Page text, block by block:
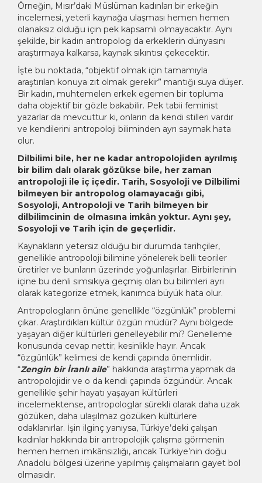
Örneğin, Mısır’daki Müslüman kadınları bir erkeğin
incelemesi, yeterli kaynağa ulaşması hemen hemen
olanaksız olduğu için pek kapsamlı olmayacaktır. Aynı
şekilde, bir kadın antropolog da erkeklerin dünyasını
araştırmaya kalkarsa, kaynak sıkıntısı çekecektir.
İşte bu noktada, “objektif olmak için tamamıyla
araştırılan konuya zıt olmak gerekir” mantığı suya düşer.
Bir kadın, muhtemelen erkek egemen bir topluma
daha objektif bir gözle bakabilir. Pek tabii feminist
yazarlar da mevcuttur ki, onların da kendi stilleri vardır
ve kendilerini antropoloji biliminden ayrı saymak hata
olur.
Dilbilimi bile, her ne kadar antropolojiden ayrılmış
bir bilim dalı olarak gözükse bile, her zaman
antropoloji ile iç içedir. Tarih, Sosyoloji ve Dilbilimi
bilmeyen bir antropolog olamayacağı gibi,
Sosyoloji, Antropoloji ve Tarih bilmeyen bir
dilbilimcinin de olmasına imkân yoktur. Aynı şey,
Sosyoloji ve Tarih için de geçerlidir.
Kaynakların yetersiz olduğu bir durumda tarihçiler,
genellikle antropoloji bilimine yönelerek belli teoriler
üretirler ve bunların üzerinde yoğunlaşırlar. Birbirlerinin
içine bu denli sımsıkıya geçmiş olan bu bilimleri ayrı
olarak kategorize etmek, kanımca büyük hata olur.
Antropologların önüne genellikle “özgünlük” problemi
çıkar. Araştırdıkları kültür özgün müdür? Aynı bölgede
yaşayan diğer kültürleri genelleyebilir mi? Genelleme
konusunda cevap nettir; kesinlikle hayır. Ancak
“özgünlük” kelimesi de kendi çapında önemlidir.
“Zengin bir İranlı aile” hakkında araştırma yapmak da
antropolojidir ve o da kendi çapında özgündür. Ancak
genellikle şehir hayatı yaşayan kültürleri
incelemektense, antropologlar sürekli olarak daha uzak
gözüken, daha ulaşılmaz gözüken kültürlere
odaklanırlar. İşin ilginç yanıysa, Türkiye’deki çalışan
kadınlar hakkında bir antropolojik çalışma görmenin
hemen hemen imkânsızlığı, ancak Türkiye’nin doğu
Anadolu bölgesi üzerine yapılmış çalışmaların gayet bol
olmasıdır.